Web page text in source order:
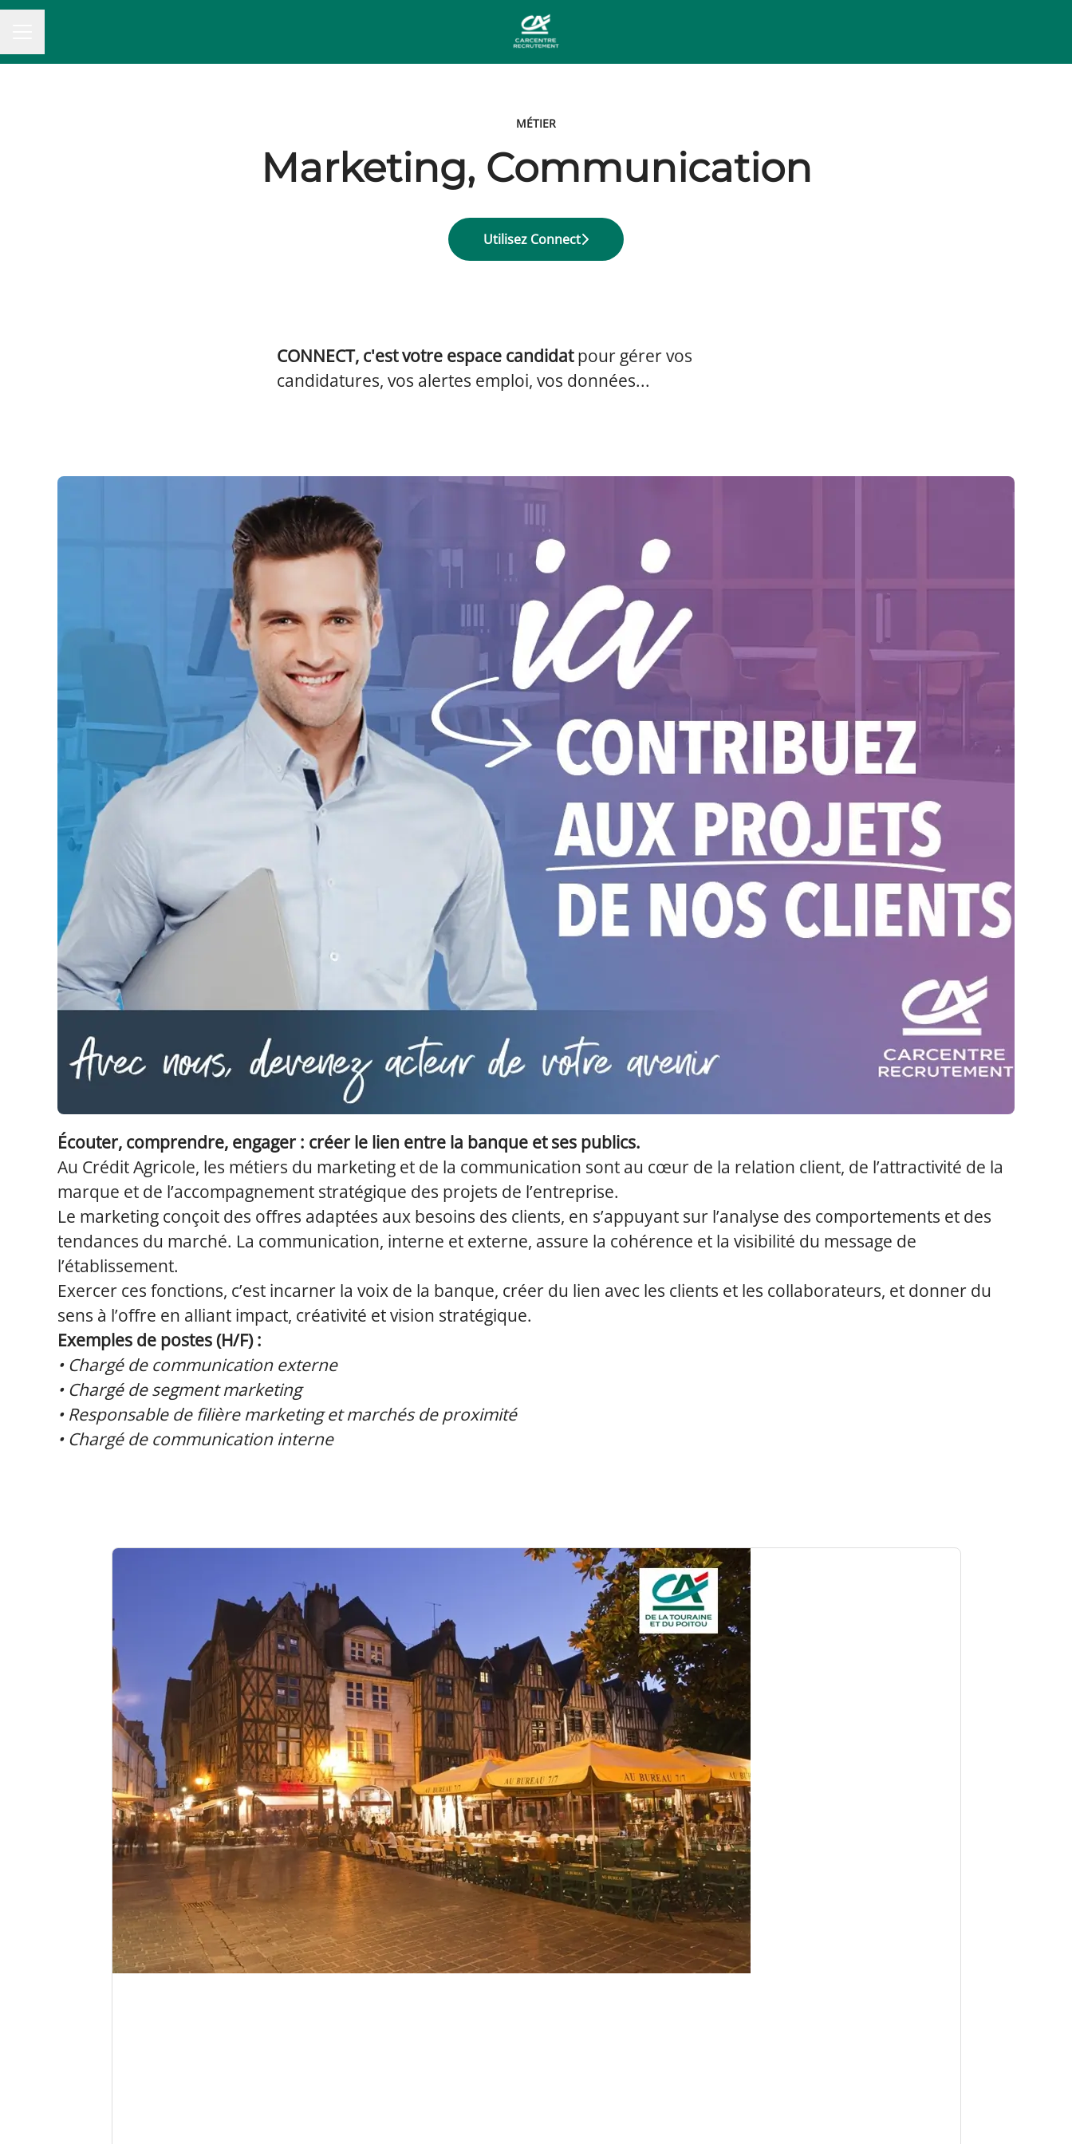
MÉTIER
Marketing, Communication
Utilisez Connect
CONNECT, c'est votre espace candidatpour gérer vos
candidatures, vos alertes emploi, vos données...
Écouter, comprendre, engager : créer le lien entre la banque et ses publics.
Au Crédit Agricole, les métiers du marketing et de la communication sont au cœur de la relation client, de l’attractivité de la
marque et de l’accompagnement stratégique des projets de l’entreprise.
Le marketing conçoit des offres adaptées aux besoins des clients, en s’appuyant sur l’analyse des comportements et des
tendances du marché. La communication, interne et externe, assure la cohérence et la visibilité du message de
l’établissement.
Exercer ces fonctions, c’est incarner la voix de la banque, créer du lien avec les clients et les collaborateurs, et donner du
sens à l’offre en alliant impact, créativité et vision stratégique.
Exemples de postes (H/F) :
• Chargé de communication externe
• Chargé de segment marketing
• Responsable de filière marketing et marchés de proximité
• Chargé de communication interne